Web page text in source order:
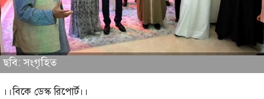
ছবি: সংগৃহিত
।।বিকে ডেস্ক রিপোর্ট।।